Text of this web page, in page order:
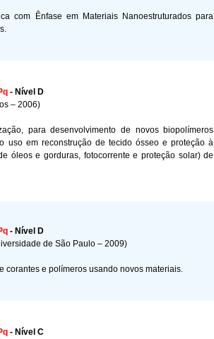
com Ênfase em Materiais Nanoestruturados para
- Nível D
– 2006)
para desenvolvimento de novos biopolímeros
uso em reconstrução de tecido ósseo e proteção à
óleos e gorduras, fotocorrente e proteção solar) de
- Nível D
de São Paulo – 2009)
corantes e polímeros usando novos materiais.
- Nível C